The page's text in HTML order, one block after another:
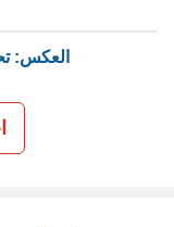
العكس: